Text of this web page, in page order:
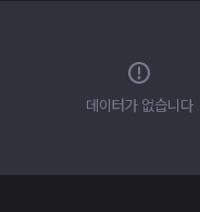
데이터가 없습니다